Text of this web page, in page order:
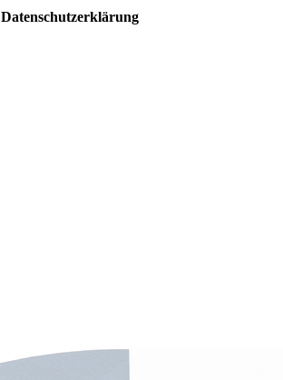
Datenschutzerklärung